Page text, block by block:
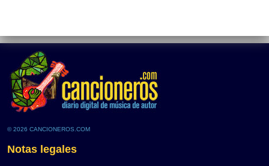
© 2026 CANCIONEROS.COM
Notas legales